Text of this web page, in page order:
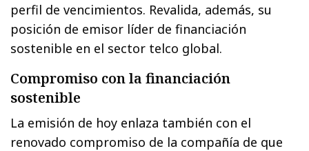
perfil de vencimientos. Revalida, además, su
posición de emisor líder de financiación
sostenible en el sector telco global.
Compromiso con la financiación
sostenible
La emisión de hoy enlaza también con el
renovado compromiso de la compañía de que